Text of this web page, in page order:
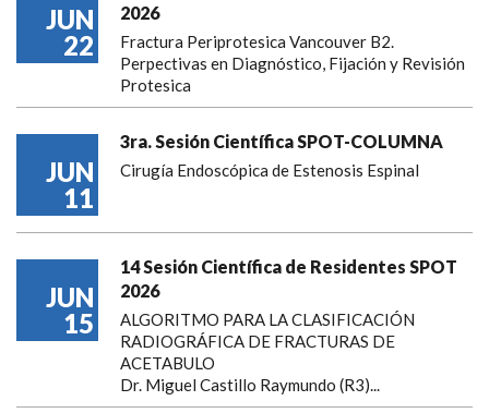
JUN
22
2026
Fractura Periprotesica Vancouver B2.
Perpectivas en Diagnóstico, Fijación y Revisión
Protesica
JUN
11
3ra. Sesión Científica SPOT-COLUMNA
Cirugía Endoscópica de Estenosis Espinal
JUN
15
14 Sesión Científica de Residentes SPOT
2026
ALGORITMO PARA LA CLASIFICACIÓN
RADIOGRÁFICA DE FRACTURAS DE
ACETABULO
Dr. Miguel Castillo Raymundo (R3)...